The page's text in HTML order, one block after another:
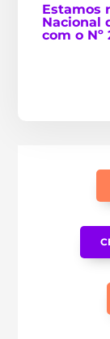
Estamos
Nacional
com o Nº